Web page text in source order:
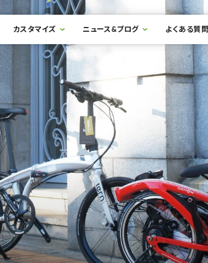
カスタマイズ ニュース&ブログ よくある質問